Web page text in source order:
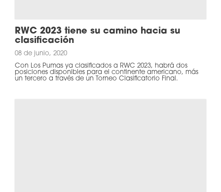
RWC 2023 tiene su camino hacia su
clasificación
08 de junio, 2020
Con Los Pumas ya clasificados a RWC 2023, habrá dos
posiciones disponibles para el continente americano, más
un tercero a través de un Torneo Clasificatorio Final.